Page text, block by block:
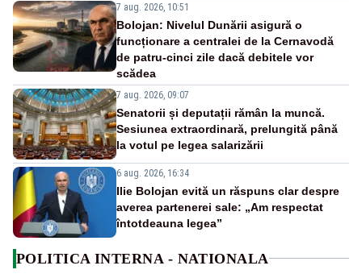
7 aug. 2026, 10:51
Bolojan: Nivelul Dunării asigură o
funcționare a centralei de la Cernavodă
de patru-cinci zile dacă debitele vor
scădea
7 aug. 2026, 09:07
Senatorii și deputații rămân la muncă.
Sesiunea extraordinară, prelungită până
la votul pe legea salarizării
6 aug. 2026, 16:34
Ilie Bolojan evită un răspuns clar despre
averea partenerei sale: „Am respectat
întotdeauna legea”
POLITICA INTERNA - NATIONALA